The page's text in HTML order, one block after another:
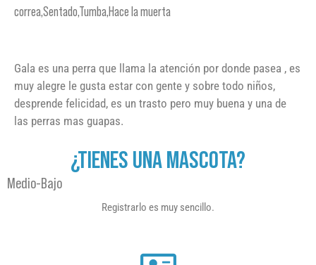
correa,Sentado,Tumba,Hace la muerta
Gala es una perra que llama la atención por donde pasea , es
muy alegre le gusta estar con gente y sobre todo niños,
desprende felicidad, es un trasto pero muy buena y una de
las perras mas guapas.
¿TIENES UNA MASCOTA?
Medio-Bajo
Registrarlo es muy sencillo.